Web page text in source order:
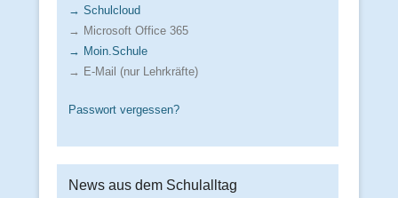
→ Schulcloud
→ Microsoft Office 365
→ Moin.Schule
→ E-Mail (nur Lehrkräfte)
Passwort vergessen?
News aus dem Schulalltag